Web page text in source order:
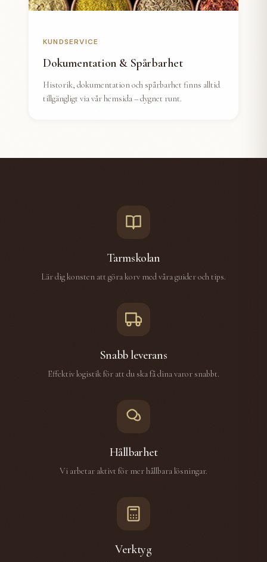
KUNDSERVICE
Dokumentation & Spårbarhet
Historik, dokumentation och spårbarhet finns alltid
tillgängligt via vår hemsida – dygnet runt.
Tarmskolan
Lär dig konsten att göra korv med våra guider och tips.
Snabb leverans
Effektiv logistik för att du ska få dina varor snabbt.
Hållbarhet
Vi arbetar aktivt för mer hållbara lösningar.
Verktyg